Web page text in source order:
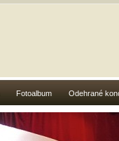
Fotoalbum Odehrané